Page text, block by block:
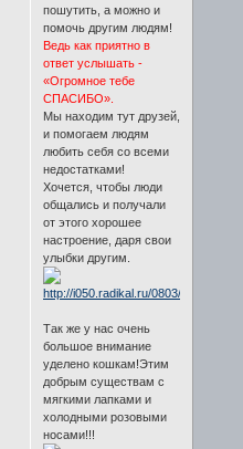
пошутить, а можно и
помочь другим людям!
Ведь как приятно в
ответ услышать -
«Огромное тебе
СПАСИБО».
Мы находим тут друзей,
и помогаем людям
любить себя со всеми
недостатками!
Хочется, чтобы люди
общались и получали
от этого хорошее
настроение, даря свои
улыбки другим.
Так же у нас очень
большое внимание
уделено кошкам!Этим
добрым существам с
мягкими лапками и
холодными розовыми
носами!!!